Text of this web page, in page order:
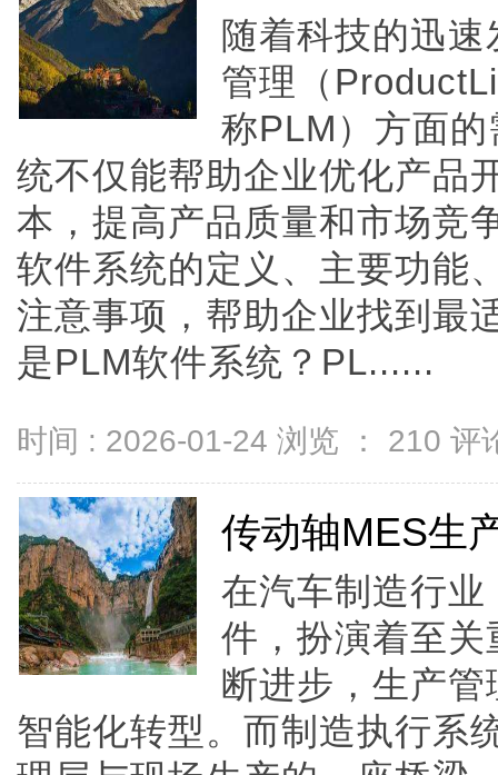
随着科技的迅
管理（
称PLM）方面
统不仅能帮助企业优化产品
本，提高产品质量和市场竞
软件系统的定义、主要功能
注意事项，帮助企业找到最
是PLM软件系统？PL......
时间 : 2026-01-24 浏览 ： 210 评
传动轴MES生
在汽车制造行
件，扮演着至
断进步，生产
智能化转型。而制造执行系